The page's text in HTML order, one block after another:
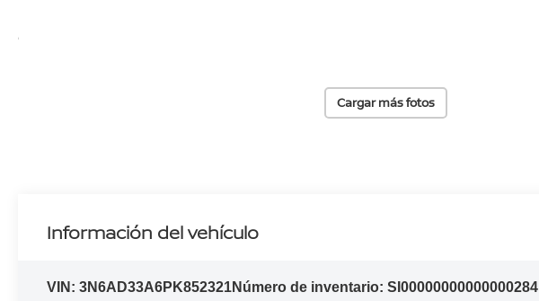
Cargar más fotos
Información del vehículo
VIN:3N6AD33A6PK852321Número de inventario:SI00000000000000284